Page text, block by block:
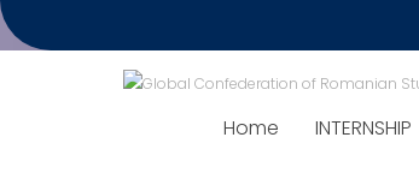
Home INTERNSHIP
INTERNSHIP